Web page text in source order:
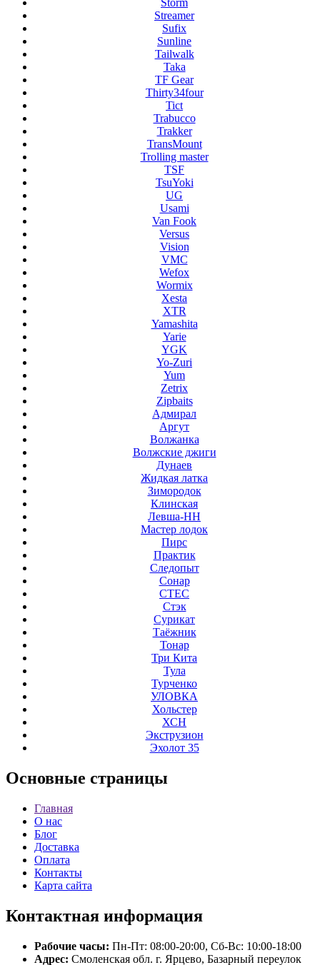
Storm
Streamer
Sufix
Sunline
Tailwalk
Taka
TF Gear
Thirty34four
Tict
Trabucco
Trakker
TransMount
Trolling master
TSF
TsuYoki
UG
Usami
Van Fook
Versus
Vision
VMC
Wefox
Wormix
Xesta
XTR
Yamashita
Yarie
YGK
Yo-Zuri
Yum
Zetrix
Zipbaits
Адмирал
Аргут
Волжанка
Волжские джиги
Дунаев
Жидкая латка
Зимородок
Клинская
Левша-НН
Мастер лодок
Пирс
Практик
Следопыт
Сонар
СТЕС
Стэк
Сурикат
Таёжник
Тонар
Три Кита
Тула
Турченко
УЛОВКА
Хольстер
ХСН
Экструзион
Эхолот 35
Основные страницы
Главная
О нас
Блог
Доставка
Оплата
Контакты
Карта сайта
Контактная информация
Рабочие часы: Пн-Пт: 08:00-20:00, Сб-Вс: 10:00-18:00
Адрес: Смоленская обл. г. Ярцево, Базарный переулок